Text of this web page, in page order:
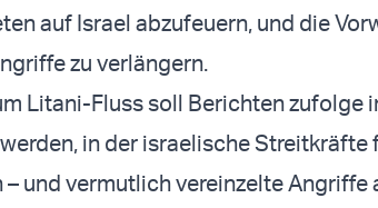
auf Israel abzufeuern, und die
zu verlängern.
Litani-Fluss soll Berichten zufolge
in der israelische Streitkräfte
und vermutlich vereinzelte Angriffe